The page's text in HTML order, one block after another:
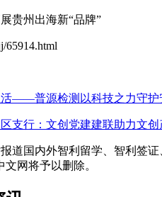
贵州出海新“品牌”
65914.html
——普源检测以科技之力守护
支行：文创党建建联助力文创
道国内外智利留学、智利签
文网将予以删除。